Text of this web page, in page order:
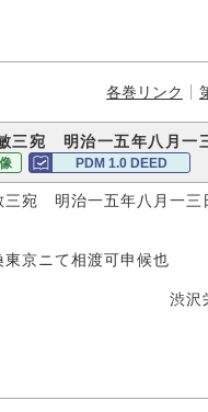
各巻リンク
三宛 明治一五年八月一
PDM 1.0 DEED
宛 明治一五年八月一
京ニて相渡可申候也
栄